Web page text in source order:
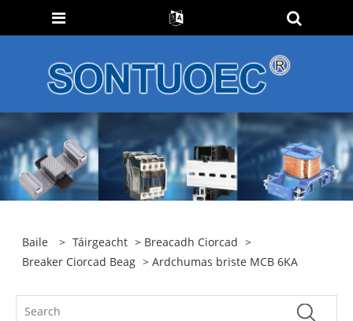
Baile > Táirgeacht > Breacadh Ciorcad >
Breaker Ciorcad Beag > Ardchumas briste MCB 6KA